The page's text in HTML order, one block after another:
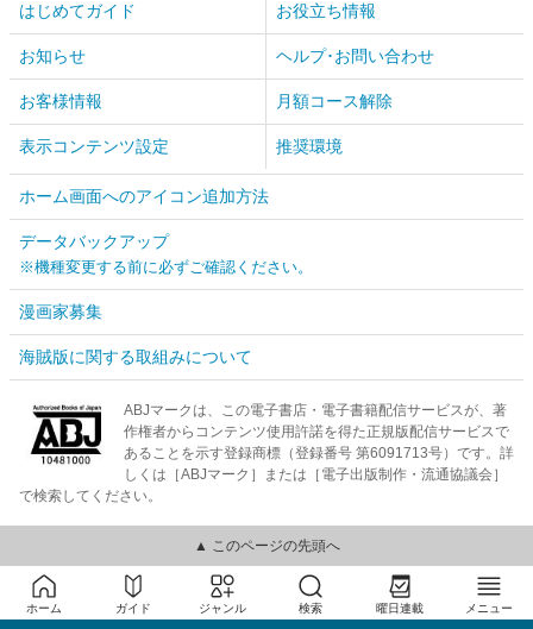
はじめてガイド お役立ち情報
お知らせ ヘルプ･お問い合わせ
お客様情報 月額コース解除
表示コンテンツ設定 推奨環境
ホーム画面へのアイコン追加方法
データバックアップ
※機種変更する前に必ずご確認ください。
漫画家募集
海賊版に関する取組みについて
ABJマークは、この電子書店・電子書籍配信サービスが、著
作権者からコンテンツ使用許諾を得た正規版配信サービスで
あることを示す登録商標（登録番号 第6091713号）です。詳
しくは［ABJマーク］または［電子出版制作・流通協議会］
で検索してください。
▲ このページの先頭へ
ホーム ガイド ジャンル 検索 曜日連載 メニュー